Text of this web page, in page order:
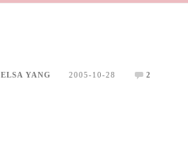
ELSA YANG 2005-10-28 2